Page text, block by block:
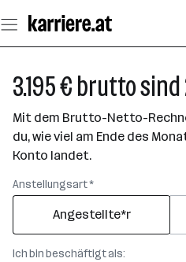
Seiteninhalt
springen
3.195 € brutto
Mit dem Brutto-Netto-
du, wie viel am Ende des
Konto landet.
Anstellungsart *
Angestellte*r
Ich bin beschäftigt als: